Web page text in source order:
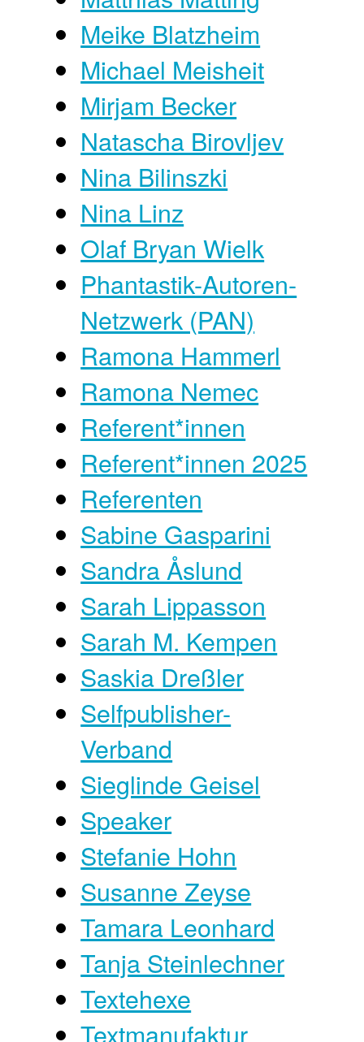
Meike Blatzheim
Michael Meisheit
Mirjam Becker
Natascha Birovljev
Nina Bilinszki
Nina Linz
Olaf Bryan Wielk
Phantastik-Autoren-
Netzwerk (PAN)
Ramona Hammerl
Ramona Nemec
Referent*innen
Referent*innen 2025
Referenten
Sabine Gasparini
Sandra Åslund
Sarah Lippasson
Sarah M. Kempen
Saskia Dreßler
Selfpublisher-
Verband
Sieglinde Geisel
Speaker
Stefanie Hohn
Susanne Zeyse
Tamara Leonhard
Tanja Steinlechner
Textehexe
Textmanufaktur